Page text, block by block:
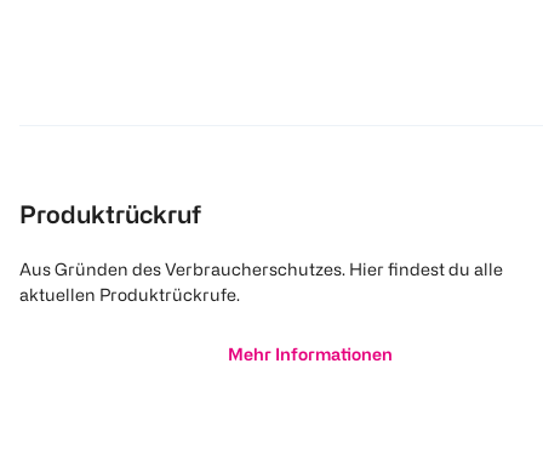
Produktrückruf
Aus Gründen des Verbraucherschutzes. Hier findest du alle
aktuellen Produktrückrufe.
Mehr Informationen